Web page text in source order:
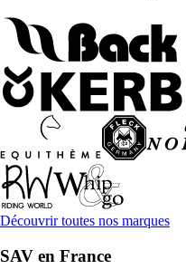
Découvrir toutes nos marques
SAV en France